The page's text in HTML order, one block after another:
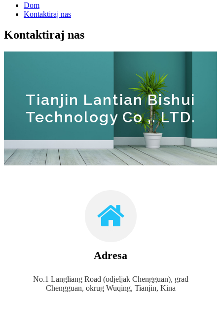
Dom
Kontaktiraj nas
Kontaktiraj nas
Tianjin Lantian Bishui
Technology Co ,. LTD.
Adresa
No.1 Langliang Road (odjeljak Chengguan), grad
Chengguan, okrug Wuqing, Tianjin, Kina